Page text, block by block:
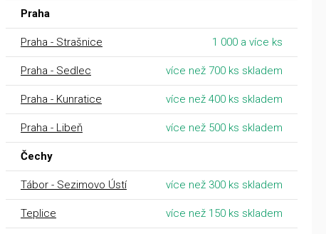
Praha
Praha - Strašnice 1 000 a více ks
Praha - Sedlec více než 700 ks skladem
Praha - Kunratice více než 400 ks skladem
Praha - Libeň více než 500 ks skladem
Čechy
Tábor - Sezimovo Ústí více než 300 ks skladem
Teplice více než 150 ks skladem